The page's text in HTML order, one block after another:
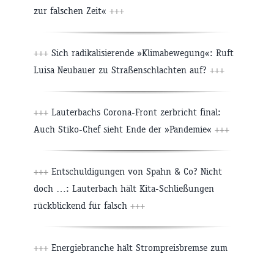
zur falschen Zeit« +++
+++ Sich radikalisierende »Klimabewegung«: Ruft
Luisa Neubauer zu Straßenschlachten auf? +++
+++ Lauterbachs Corona-Front zerbricht final:
Auch Stiko-Chef sieht Ende der »Pandemie« +++
+++ Entschuldigungen von Spahn & Co? Nicht
doch …: Lauterbach hält Kita-Schließungen
rückblickend für falsch +++
+++ Energiebranche hält Strompreisbremse zum